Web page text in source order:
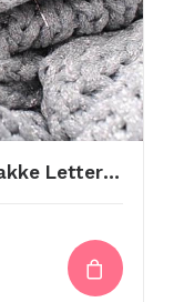
Handmade Leren Label Strakke Letter Bedrukt